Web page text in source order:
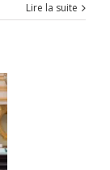
Lire la suite